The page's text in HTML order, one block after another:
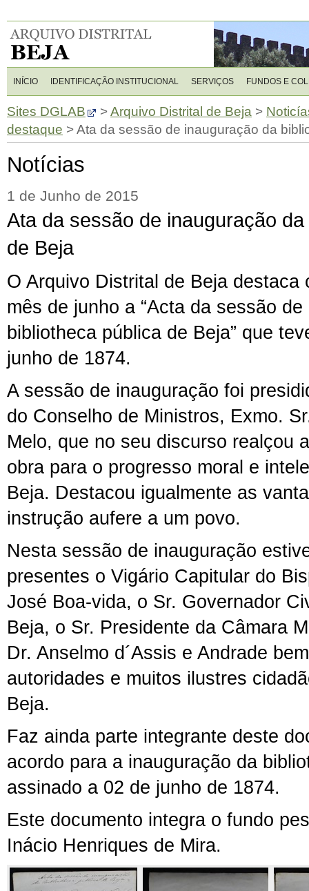
INÍCIO IDENTIFICAÇÃO INSTITUCIONAL SERVIÇOS FUNDOS E
Sites DGLAB >Arquivo Distrital de Beja >
destaque >Ata da sessão de inauguração da
Notícias
1 de Junho de 2015
Ata da sessão de inauguração
de Beja
O Arquivo Distrital de Beja destaca
mês de junho a “Acta da sessão
bibliotheca pública de Beja” que
junho de 1874.
A sessão de inauguração foi
do Conselho de Ministros, Exmo.
Melo, que no seu discurso realçou
obra para o progresso moral e
Beja. Destacou igualmente as
instrução aufere a um povo.
Nesta sessão de inauguração
presentes o Vigário Capitular do
José Boa-vida, o Sr. Governador
Beja, o Sr. Presidente da Câmara
Dr. Anselmo d´Assis e Andrade
autoridades e muitos ilustres
Beja.
Faz ainda parte integrante deste
acordo para a inauguração da
assinado a 02 de junho de 1874.
Este documento integra o fundo
Inácio Henriques de Mira.